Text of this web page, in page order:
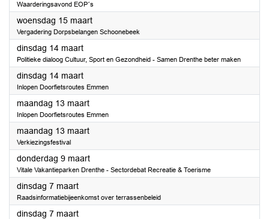
Waarderingsavond EOP´s
woensdag 15 maart2023
Vergadering Dorpsbelangen Schoonebeek
dinsdag 14 maart2023
Politieke dialoog Cultuur, Sport en Gezondheid - Samen Drenthe beter maken
dinsdag 14 maart2023
Inlopen Doorfietsroutes Emmen
maandag 13 maart2023
Inlopen Doorfietsroutes Emmen
maandag 13 maart2023
Verkiezingsfestival
donderdag 9 maart2023
Vitale Vakantieparken Drenthe - Sectordebat Recreatie & Toerisme
dinsdag 7 maart2023
Raadsinformatiebijeenkomst over terrassenbeleid
dinsdag 7 maart2023